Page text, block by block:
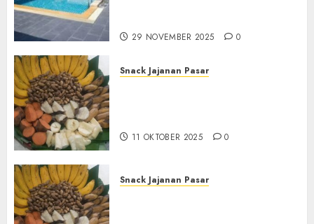
29 NOVEMBER 2025 0
Snack Jajanan Pasar
11 OKTOBER 2025 0
Snack Jajanan Pasar